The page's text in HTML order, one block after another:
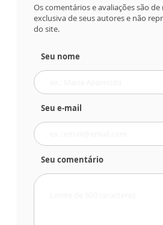
Os comentários e avaliações são
exclusiva de seus autores e não
do site.
Seu nome
Seu e-mail
Seu comentário